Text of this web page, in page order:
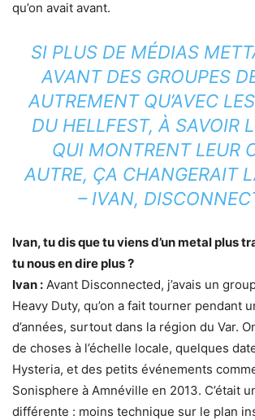
qu’on avait avant.
SI PLUS DE MÉDIAS
AVANT DES GROUPES
AUTREMENT QU’AVEC
DU HELLFEST, À SAVOIR
QUI MONTRENT LEUR
AUTRE, ÇA CHANGERAIT
– IVAN,
Ivan, tu dis que tu viens d’un metal plus
tu nous en dire plus ?
Ivan : Avant Disconnected, j’avais un
Heavy Duty, qu’on a fait tourner pendant
d’années, surtout dans la région du Var.
de choses à l’échelle locale, quelques
Hysteria, et des petits événements
Sonisphere à Amnéville en 2013. C’était
différente : moins technique sur le plan